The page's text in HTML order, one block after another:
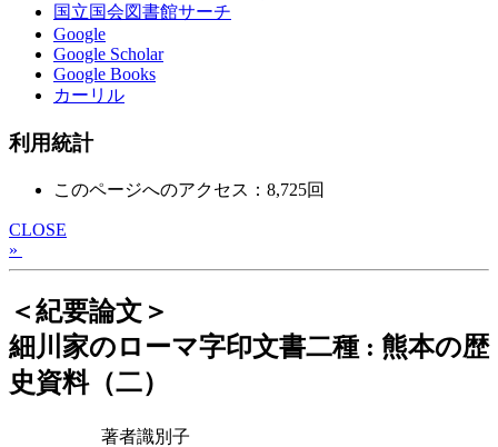
国立国会図書館サーチ
Google
Google Scholar
Google Books
カーリル
利用統計
このページへのアクセス：8,725回
CLOSE
»
＜紀要論文＞
細川家のローマ字印文書二種 : 熊本の歴
史資料（二）
著者識別子